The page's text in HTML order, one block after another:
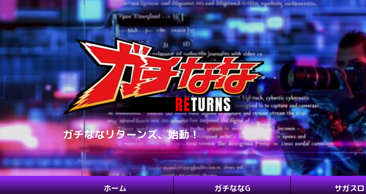
ガチななリターンズ、始動！
ホーム ガチななG サガスロ